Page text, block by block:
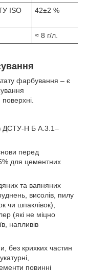
ISO
42±2 %
≈ 8 г/л.
фарбування – є
з ДСТУ-Н Б А.3.1–
перед
для цементних
та вапняних
висолів, пилу
чи шпаклівок),
(які не міцно
напливів
без крихких частин
повинні